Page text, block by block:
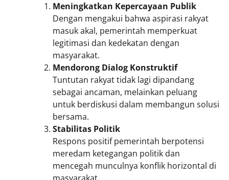
Meningkatkan Kepercayaan Publik
Dengan mengakui bahwa aspirasi rakyat
masuk akal, pemerintah memperkuat
legitimasi dan kedekatan dengan
masyarakat.
Mendorong Dialog Konstruktif
Tuntutan rakyat tidak lagi dipandang
sebagai ancaman, melainkan peluang
untuk berdiskusi dalam membangun solusi
bersama.
Stabilitas Politik
Respons positif pemerintah berpotensi
meredam ketegangan politik dan
mencegah munculnya konflik horizontal di